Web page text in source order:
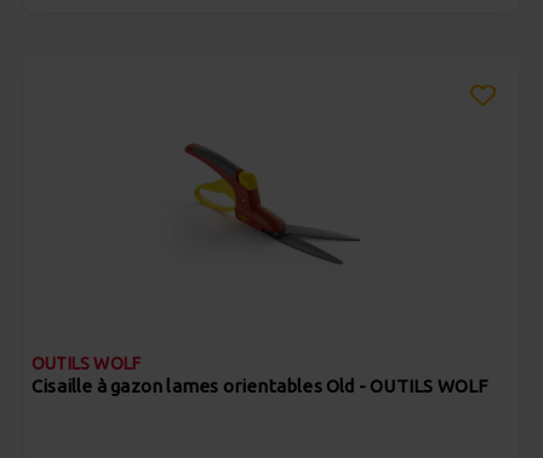
OUTILS WOLF
Cisaille à gazon lames orientables Old - OUTILS WOLF